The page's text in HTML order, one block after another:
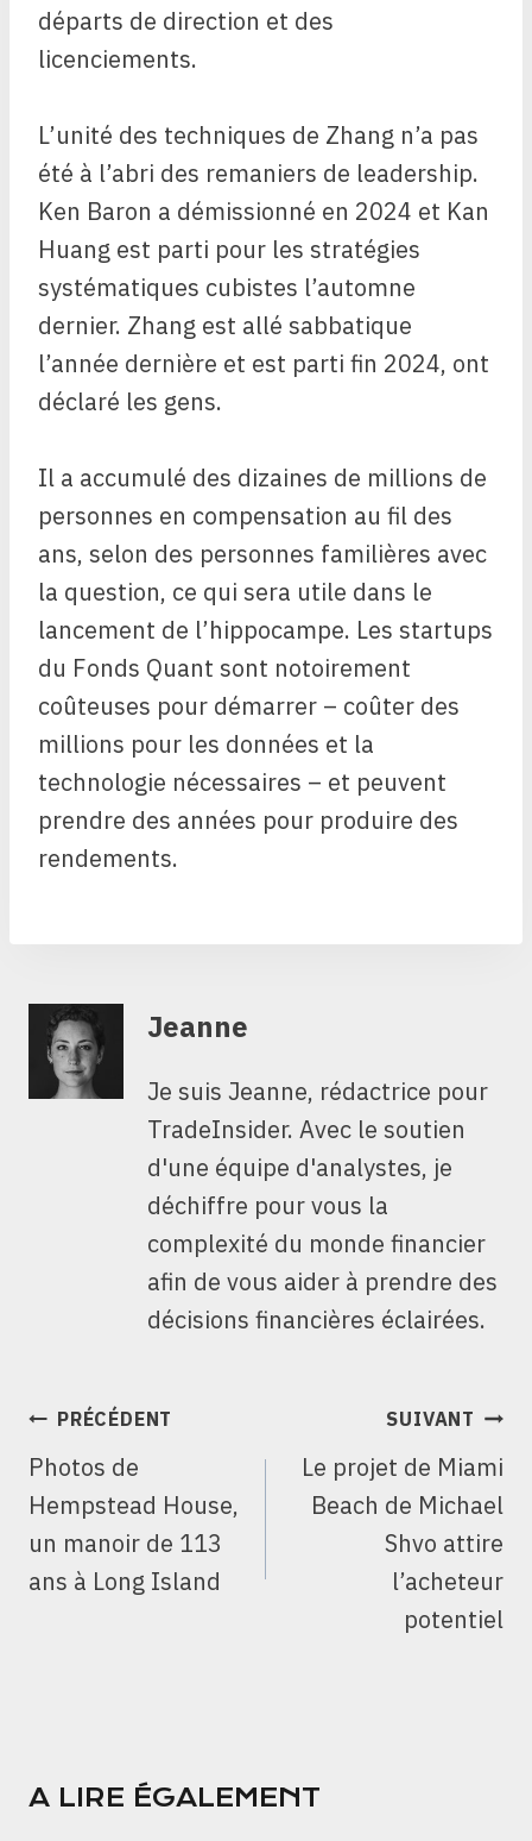
départs de direction et des
licenciements.
L’unité des techniques de Zhang n’a pas
été à l’abri des remaniers de leadership.
Ken Baron a démissionné en 2024 et Kan
Huang est parti pour les stratégies
systématiques cubistes l’automne
dernier. Zhang est allé sabbatique
l’année dernière et est parti fin 2024, ont
déclaré les gens.
Il a accumulé des dizaines de millions de
personnes en compensation au fil des
ans, selon des personnes familières avec
la question, ce qui sera utile dans le
lancement de l’hippocampe. Les startups
du Fonds Quant sont notoirement
coûteuses pour démarrer – coûter des
millions pour les données et la
technologie nécessaires – et peuvent
prendre des années pour produire des
rendements.
Jeanne
Je suis Jeanne, rédactrice pour
TradeInsider. Avec le soutien
d'une équipe d'analystes, je
déchiffre pour vous la
complexité du monde financier
afin de vous aider à prendre des
décisions financières éclairées.
NAVIGATION
L’ARTICLE
PRÉCÉDENT
Photos de
Hempstead House,
un manoir de 113
ans à Long Island
SUIVANT
Le projet de Miami
Beach de Michael
Shvo attire
l’acheteur
potentiel
A LIRE ÉGALEMENT